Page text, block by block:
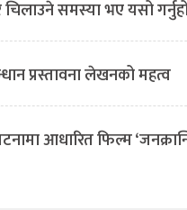
चिलाउने समस्या भए यसो
प्रस्तावना लेखनको महत्व
आधारित फिल्म